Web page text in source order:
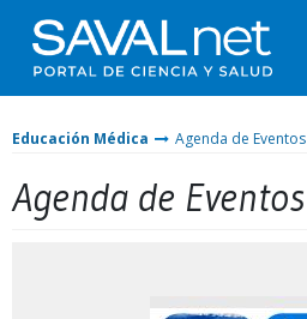
Educación Médica Agenda de Eventos
Agenda de Eventos